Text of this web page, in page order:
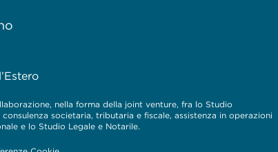
nella forma della joint venture, fra lo Studio
societaria, tributaria e fiscale, assistenza in operazioni
e lo Studio Legale e Notarile.